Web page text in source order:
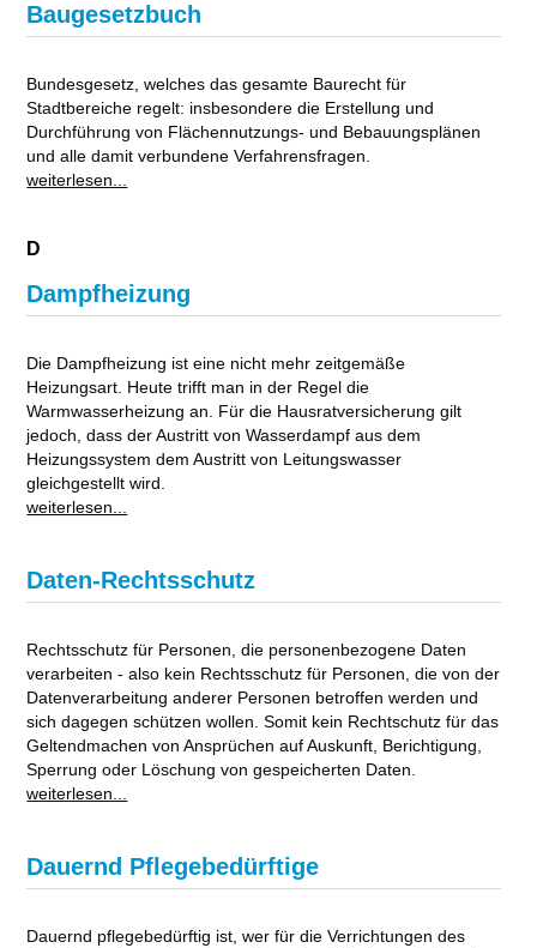
Baugesetzbuch
Bundesgesetz, welches das gesamte Baurecht für
Stadtbereiche regelt: insbesondere die Erstellung und
Durchführung von Flächennutzungs- und Bebauungsplänen
und alle damit verbundene Verfahrensfragen.
weiterlesen...
D
Dampfheizung
Die Dampfheizung ist eine nicht mehr zeitgemäße
Heizungsart. Heute trifft man in der Regel die
Warmwasserheizung an. Für die Hausratversicherung gilt
jedoch, dass der Austritt von Wasserdampf aus dem
Heizungssystem dem Austritt von Leitungswasser
gleichgestellt wird.
weiterlesen...
Daten-Rechtsschutz
Rechtsschutz für Personen, die personenbezogene Daten
verarbeiten - also kein Rechtsschutz für Personen, die von der
Datenverarbeitung anderer Personen betroffen werden und
sich dagegen schützen wollen. Somit kein Rechtschutz für das
Geltendmachen von Ansprüchen auf Auskunft, Berichtigung,
Sperrung oder Löschung von gespeicherten Daten.
weiterlesen...
Dauernd Pflegebedürftige
Dauernd pflegebedürftig ist, wer für die Verrichtungen des